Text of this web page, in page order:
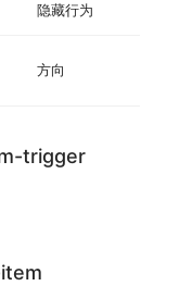
隐藏行为
方向
trigger